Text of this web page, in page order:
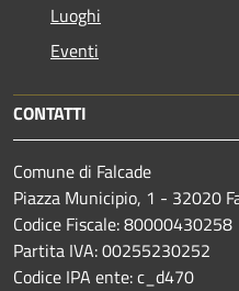
Luoghi
Eventi
CONTATTI
Comune di Falcade
Piazza Municipio, 1 - 32020
Codice Fiscale: 80000430258
Partita IVA: 00255230252
Codice IPA ente: c_d470